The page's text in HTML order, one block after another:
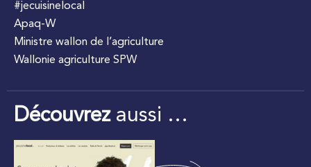
#jecuisinelocal
Apaq-W
Ministre wallon de l’agriculture
Wallonie agriculture SPW
Découvrezaussi …